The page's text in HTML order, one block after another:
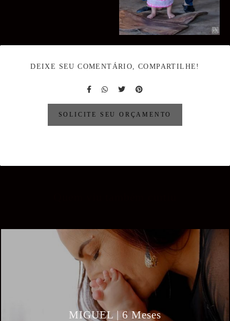
DEIXE SEU COMENTÁRIO, COMPARTILHE!
SOLICITE SEU ORÇAMENTO
MIGUEL | 6 Meses